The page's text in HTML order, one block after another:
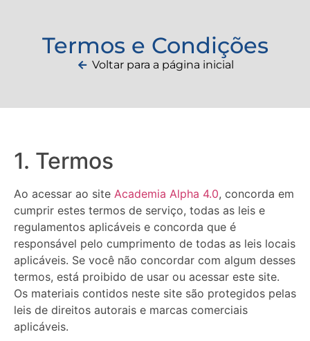
Termos e Condições
Voltar para a página inicial
1. Termos
Ao acessar ao site Academia Alpha 4.0, concorda em
cumprir estes termos de serviço, todas as leis e
regulamentos aplicáveis ​​e concorda que é
responsável pelo cumprimento de todas as leis locais
aplicáveis. Se você não concordar com algum desses
termos, está proibido de usar ou acessar este site.
Os materiais contidos neste site são protegidos pelas
leis de direitos autorais e marcas comerciais
aplicáveis.